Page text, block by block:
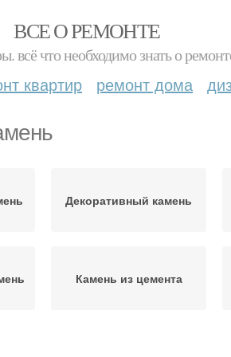
ВСЕ О РЕМОНТЕ
всё что необходимо знать о
квартир ремонт дома
Декоративный камень
Камень из цемента